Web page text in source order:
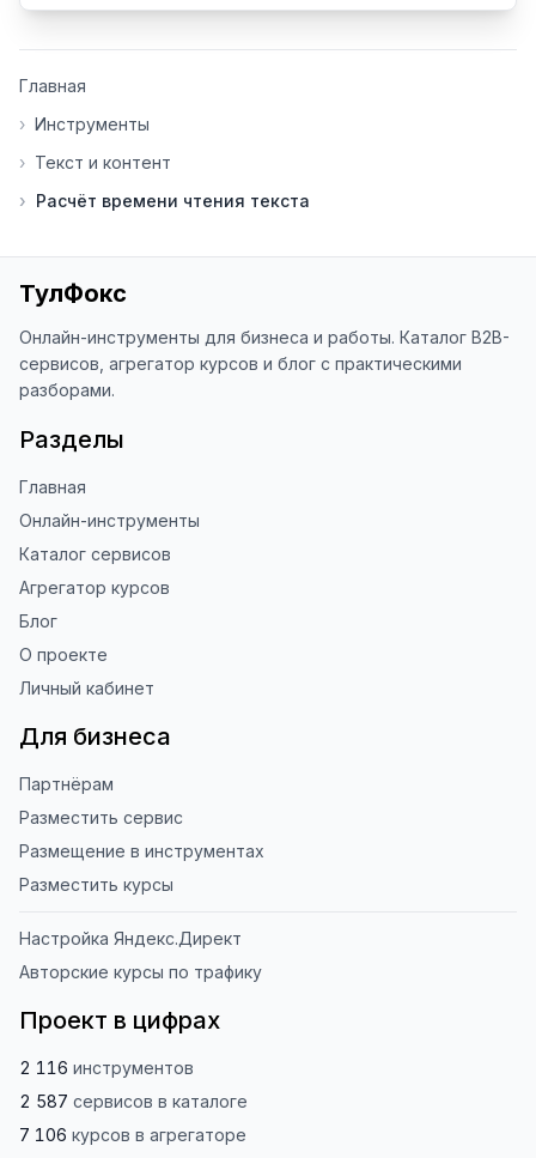
инструменты нуждаются в доработке.
основе вашей обратной связи.
Яндекс.Браузере (нажмите на ⋮ →
«Оценить сайт» в панели браузера).
наши инструменты!
Главная
› Инструменты
› Текст и контент
› Расчёт времени чтения текста
ТулФокс
Онлайн-инструменты для бизнеса и работы. Каталог B2B-
сервисов, агрегатор курсов и блог с практическими
разборами.
Разделы
Главная
Онлайн-инструменты
Каталог сервисов
Агрегатор курсов
Блог
О проекте
Личный кабинет
Для бизнеса
Партнёрам
Разместить сервис
Размещение в инструментах
Разместить курсы
Настройка Яндекс.Директ
Авторские курсы по трафику
Проект в цифрах
2 116 инструментов
2 587 сервисов в каталоге
7 106 курсов в агрегаторе